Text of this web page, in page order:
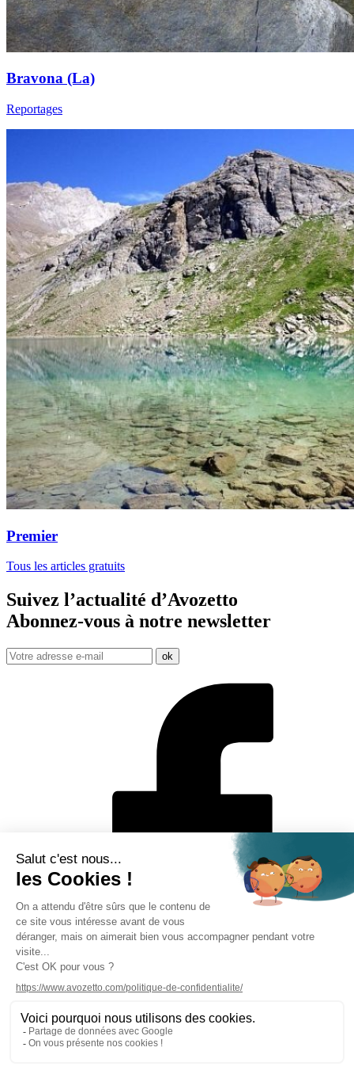
Bravona (La)
Reportages
Premier
Tous les articles gratuits
Suivez l’actualité d’Avozetto
Abonnez-vous à notre newsletter
Mentions légales
Politique de protection des données personnelles
CGV